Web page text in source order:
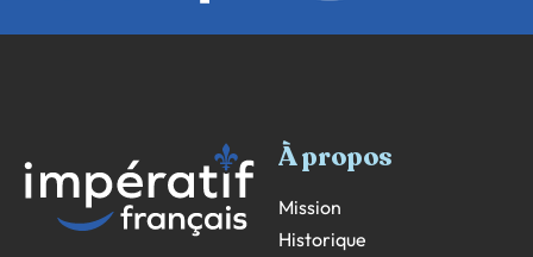
À propos
Mission
Historique